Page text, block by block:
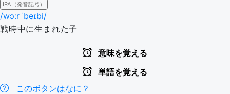
IPA（発音記号）
/wɔːr ˈbeɪbi/
戦時中に生まれた子
意味を覚える
単語を覚える
このボタンはなに？